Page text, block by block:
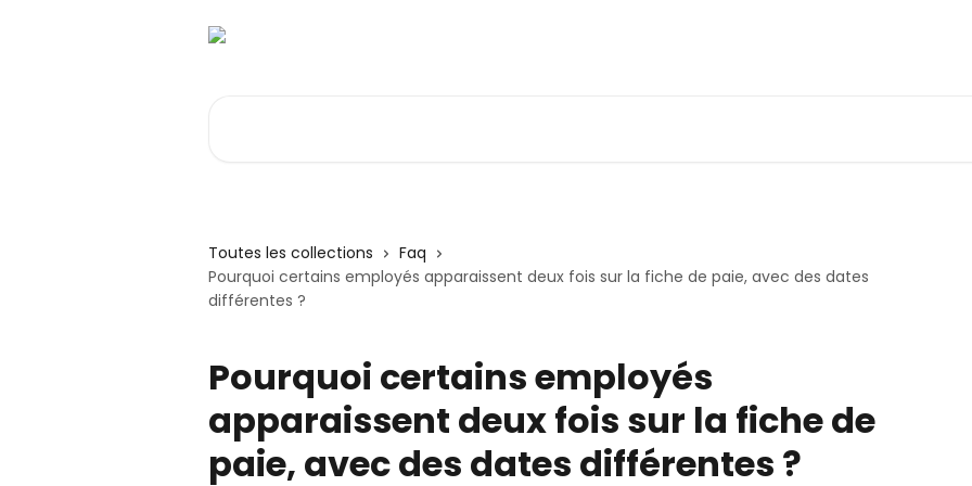
Toutes les collections
Faq
Pourquoi certains employés apparaissent deux fois sur la fiche de paie, avec des dates
différentes ?
Pourquoi certains employés
apparaissent deux fois sur la fiche de
paie, avec des dates différentes ?